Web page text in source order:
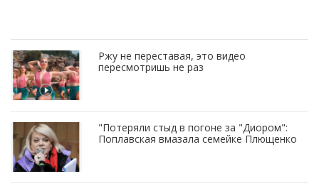
Ржу не переставая, это видео
пересмотришь не раз
"Потеряли стыд в погоне за "Диором":
Поплавская вмазала семейке Плющенко